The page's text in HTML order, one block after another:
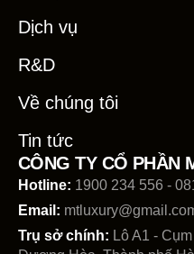
Dịch vụ
R&D
Về chúng tôi
Tin tức
CÔNG TY CỔ PHẦN
Hotline: 1900 234 556 -
Email:
Trụ sở chính: Lô A1 -